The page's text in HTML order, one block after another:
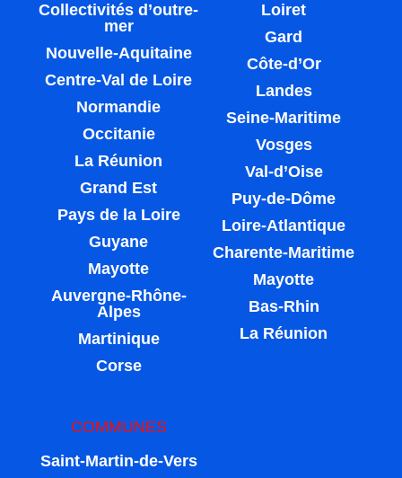
Collectivités d’outre-
mer
Nouvelle-Aquitaine
Centre-Val de Loire
Normandie
Occitanie
La Réunion
Grand Est
Pays de la Loire
Guyane
Mayotte
Auvergne-Rhône-
Alpes
Martinique
Corse
Loiret
Gard
Côte-d’Or
Landes
Seine-Maritime
Vosges
Val-d’Oise
Puy-de-Dôme
Loire-Atlantique
Charente-Maritime
Mayotte
Bas-Rhin
La Réunion
COMMUNES
Saint-Martin-de-Vers